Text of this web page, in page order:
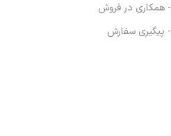
- همکاری در فروش
- پیگیری سفارش